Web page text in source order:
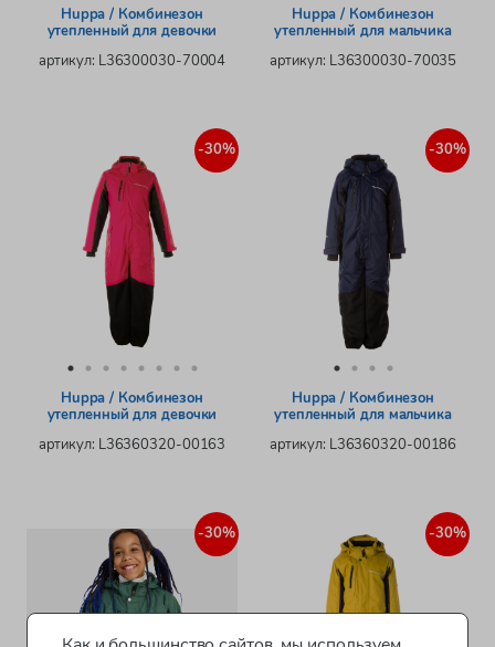
Huppa / Комбинезон
утепленный для девочки
артикул: L36300030-70004
Huppa / Комбинезон
утепленный для мальчика
артикул: L36300030-70035
-30%
Huppa / Комбинезон
утепленный для девочки
артикул: L36360320-00163
-30%
Huppa / Комбинезон
утепленный для мальчика
артикул: L36360320-00186
-30% -30%